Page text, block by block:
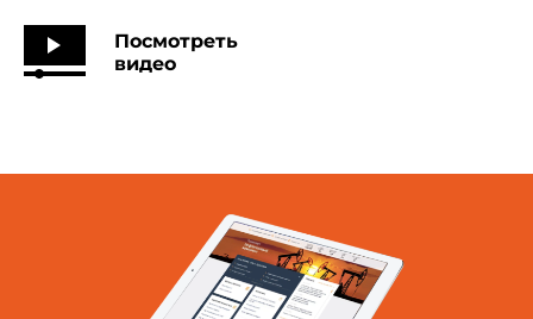
Посмотреть
видео